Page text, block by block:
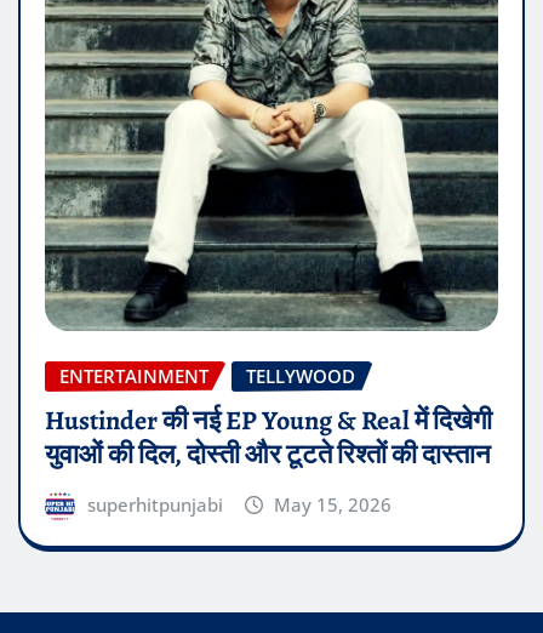
ENTERTAINMENT TELLYWOOD
Hustinder की नई EP Young & Real में दिखेगी
युवाओं की दिल, दोस्ती और टूटते रिश्तों की दास्तान
superhitpunjabi May 15, 2026